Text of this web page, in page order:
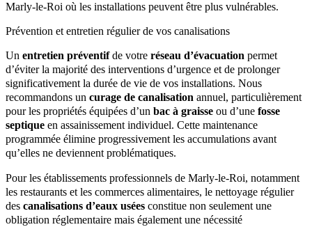
Marly-le-Roi où les installations peuvent être plus vulnérables.
Prévention et entretien régulier de vos canalisations
Un entretien préventifde votre réseau d’évacuation permet
d’éviter la majorité des interventions d’urgence et de prolonger
significativement la durée de vie de vos installations. Nous
recommandons un curage de canalisation annuel, particulièrement
pour les propriétés équipées d’un bac à graisse ou d’une fosse
septique en assainissement individuel. Cette maintenance
programmée élimine progressivement les accumulations avant
qu’elles ne deviennent problématiques.
Pour les établissements professionnels de Marly-le-Roi, notamment
les restaurants et les commerces alimentaires, le nettoyage régulier
des canalisations d’eaux usées constitue non seulement une
obligation réglementaire mais également une nécessité